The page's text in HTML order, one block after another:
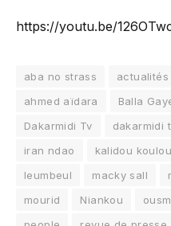
https://youtu.be/
aba no strass actualités
ahmed aïdara
Balla
Dakarmidi Tv
dakarmidi
iran ndao
kalidou
leumbeul
macky sall
mourid
Niankou